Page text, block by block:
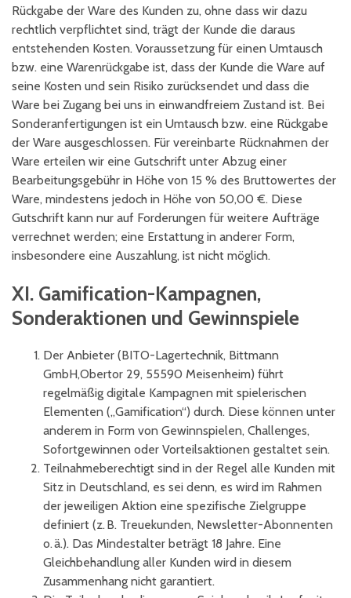
Rückgabe der Ware des Kunden zu, ohne dass wir dazu
rechtlich verpflichtet sind, trägt der Kunde die daraus
entstehenden Kosten. Voraussetzung für einen Umtausch
bzw. eine Warenrückgabe ist, dass der Kunde die Ware auf
seine Kosten und sein Risiko zurücksendet und dass die
Ware bei Zugang bei uns in einwandfreiem Zustand ist. Bei
Sonderanfertigungen ist ein Umtausch bzw. eine Rückgabe
der Ware ausgeschlossen. Für vereinbarte Rücknahmen der
Ware erteilen wir eine Gutschrift unter Abzug einer
Bearbeitungsgebühr in Höhe von 15 % des Bruttowertes der
Ware, mindestens jedoch in Höhe von 50,00 €. Diese
Gutschrift kann nur auf Forderungen für weitere Aufträge
verrechnet werden; eine Erstattung in anderer Form,
insbesondere eine Auszahlung, ist nicht möglich.
XI. Gamification-Kampagnen,
Sonderaktionen und Gewinnspiele
Der Anbieter (BITO-Lagertechnik, Bittmann
GmbH,Obertor 29, 55590 Meisenheim) führt
regelmäßig digitale Kampagnen mit spielerischen
Elementen („Gamification“) durch. Diese können unter
anderem in Form von Gewinnspielen, Challenges,
Sofortgewinnen oder Vorteilsaktionen gestaltet sein.
Teilnahmeberechtigt sind in der Regel alle Kunden mit
Sitz in Deutschland, es sei denn, es wird im Rahmen
der jeweiligen Aktion eine spezifische Zielgruppe
definiert (z. B. Treuekunden, Newsletter-Abonnenten
o. ä.). Das Mindestalter beträgt 18 Jahre. Eine
Gleichbehandlung aller Kunden wird in diesem
Zusammenhang nicht garantiert.